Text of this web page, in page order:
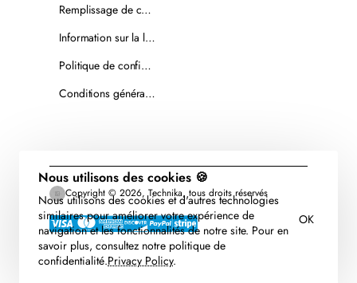
Nous utilisons des cookies 🍪
Nous utilisons des cookies et d'autres technologies
similaires pour améliorer votre expérience de
navigation et les fonctionnalités de notre site. Pour en
savoir plus, consultez notre politique de
confidentialité.Privacy Policy.
OK
Remplissage de cartouches
Information sur la livraison
Politique de confidentialité
Conditions générales de vente
Copyright © 2026, Technika, tous droits réservés